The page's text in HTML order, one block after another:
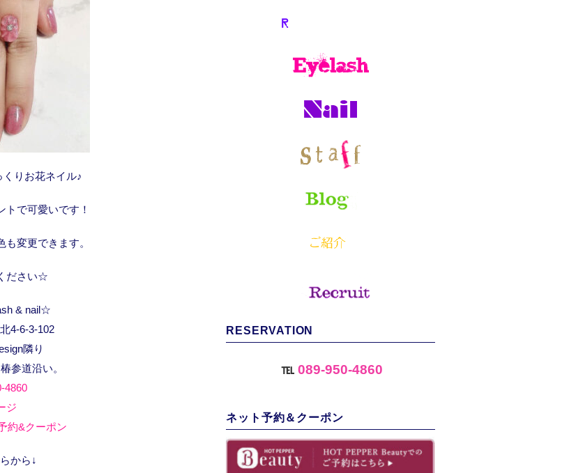
りお花ネイル♪
トで可愛いです！
変更できます。
ださい☆
& nail☆
4-6-3-102
隣り
参道沿い。
4860
ジ
約&クーポン
から↓
RESERVATION
℡089-950-4860
ネット予約＆クーポン